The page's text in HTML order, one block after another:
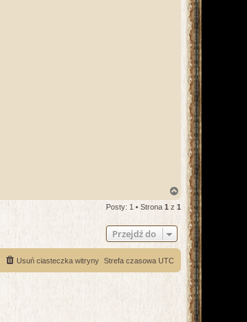
a
g
Posty: 1 • Strona 1 z 1
Przejdź do
Strefa czasowa UTC
Usuń ciasteczka witryny